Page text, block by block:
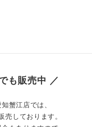
も販売中 ／
蟹江店では、
売しております。